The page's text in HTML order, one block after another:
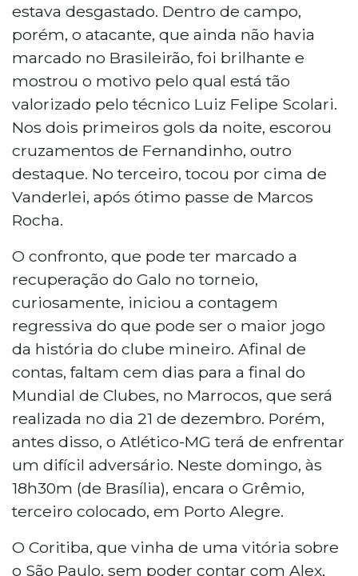
estava desgastado. Dentro de campo,
porém, o atacante, que ainda não havia
marcado no Brasileirão, foi brilhante e
mostrou o motivo pelo qual está tão
valorizado pelo técnico Luiz Felipe Scolari.
Nos dois primeiros gols da noite, escorou
cruzamentos de Fernandinho, outro
destaque. No terceiro, tocou por cima de
Vanderlei, após ótimo passe de Marcos
Rocha.
O confronto, que pode ter marcado a
recuperação do Galo no torneio,
curiosamente, iniciou a contagem
regressiva do que pode ser o maior jogo
da história do clube mineiro. Afinal de
contas, faltam cem dias para a final do
Mundial de Clubes, no Marrocos, que será
realizada no dia 21 de dezembro. Porém,
antes disso, o Atlético-MG terá de enfrentar
um difícil adversário. Neste domingo, às
18h30m (de Brasília), encara o Grêmio,
terceiro colocado, em Porto Alegre.
O Coritiba, que vinha de uma vitória sobre
o São Paulo, sem poder contar com Alex,